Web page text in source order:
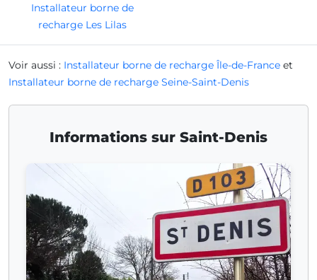
Installateur borne de
recharge Les Lilas
Voir aussi : Installateur borne de recharge Île-de-France et
Installateur borne de recharge Seine-Saint-Denis
Informations sur Saint-Denis